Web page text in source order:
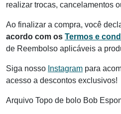
realizar trocas, cancelamentos
Ao finalizar a compra, você
acordo com os Termos e
de Reembolso aplicáveis a
Siga nosso Instagram para
acesso a descontos exclusivos!
Arquivo Topo de bolo Bob